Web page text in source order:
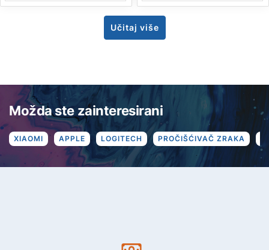
Učitaj više
Možda ste zainteresirani
XIAOMI APPLE LOGITECH PROČIŠĆIVAČ ZRAKA